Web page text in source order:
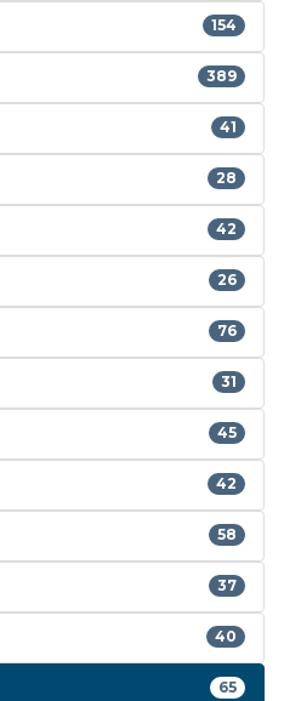
154
389
41
28
42
26
76
31
45
42
58
37
40
65